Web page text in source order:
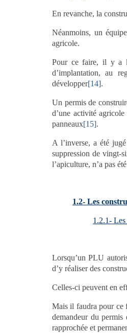
En revanche, la
Néanmoins, un
agricole.
Pour ce faire, il y a
d’implantation, au
développer[14].
Un permis de
d’une activité
panneaux[15].
A l’inverse, a été
suppression de vingt-
l’apiculture, n’a pas
1.2- Les
1.2.1-
Lorsqu’un PLU
d’y réaliser des
Celles-ci peuvent en
Mais il faudra pour ce
demandeur du permis
rapprochée et